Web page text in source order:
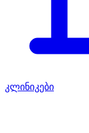
კლინიკები